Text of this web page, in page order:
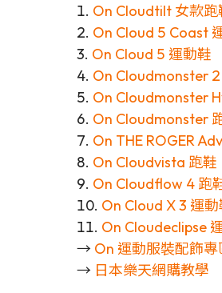
1. On Cloudtilt 女款跑
2. On Cloud 5 Coast
3. On Cloud 5 運動鞋
4. On Cloudmonster
5. On Cloudmonster
6. On Cloudmonster
7. On THE ROGER
8. On Cloudvista 跑鞋
9. On Cloudflow 4 跑
10. On Cloud X 3 運動
11. On Cloudeclipse
→ On 運動服裝配飾專
→ 日本樂天網購教學